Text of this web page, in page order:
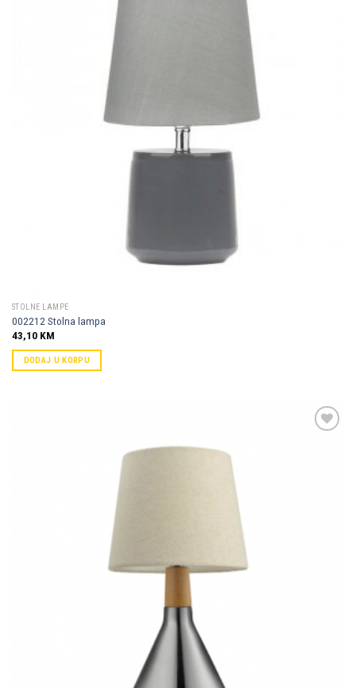
STOLNE LAMPE
002212 Stolna lampa
43,10 KM
DODAJ U KORPU